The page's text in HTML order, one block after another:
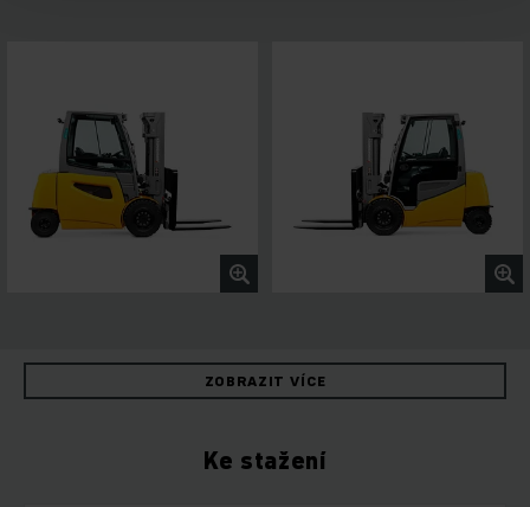
ZOBRAZIT VÍCE
Ke stažení